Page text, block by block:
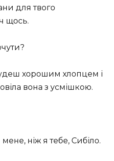
для твого
щось.
хорошим хлопцем і
вона з усмішкою.
ніж я тебе, Сибіло.